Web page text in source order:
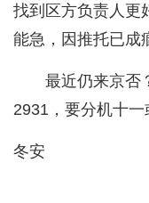
找到区方负责人更
能急，因推托已成
最近仍来京否
2931，要分机十
冬安